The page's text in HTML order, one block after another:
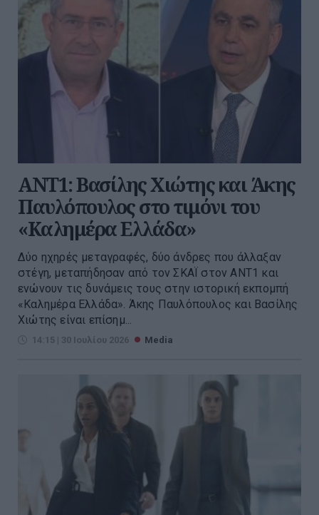
ΑΝΤ1: Βασίλης Χιώτης και Άκης
Παυλόπουλος στο τιμόνι του
«Καλημέρα Ελλάδα»
Δύο ηχηρές μεταγραφές, δύο άνδρες που άλλαξαν
στέγη, μεταπήδησαν από τον ΣΚΑΪ στον ΑΝΤ1 και
ενώνουν τις δυνάμεις τους στην ιστορική εκπομπή
«Καλημέρα Ελλάδα». Άκης Παυλόπουλος και Βασίλης
Χιώτης είναι επίσημ...
14:15 | 30 Ιουλίου 2026 Media